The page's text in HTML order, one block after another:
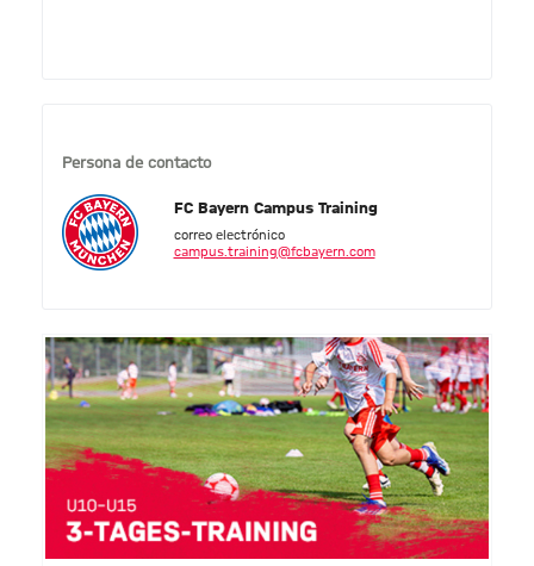
Persona de contacto
FC Bayern Campus Training
correo electrónico
campus.training@fcbayern.com